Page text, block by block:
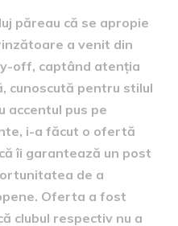
păreau că se apropie
a venit din
off, captând atenția
cunoscută pentru stilul
accentul pus pe
i-a făcut o ofertă
îi garantează un post
de a
Oferta a fost
clubul respectiv nu a